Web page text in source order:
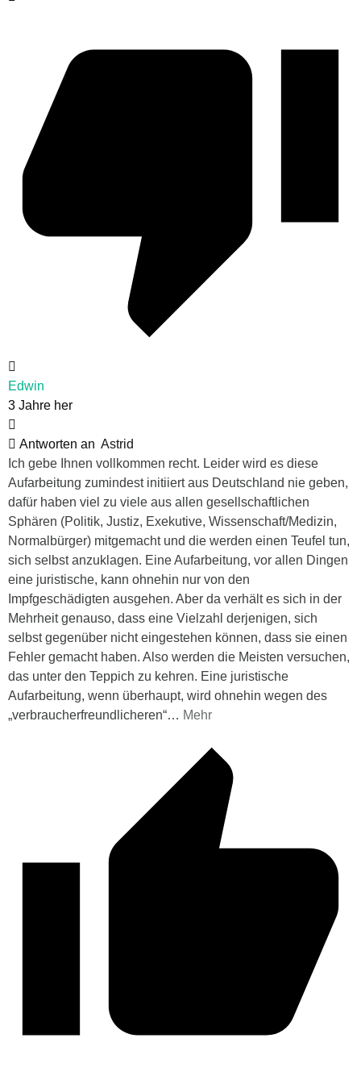
Edwin
3 Jahre her
Antworten an Astrid
Ich gebe Ihnen vollkommen recht. Leider wird es diese
Aufarbeitung zumindest initiiert aus Deutschland nie geben,
dafür haben viel zu viele aus allen gesellschaftlichen
Sphären (Politik, Justiz, Exekutive, Wissenschaft/Medizin,
Normalbürger) mitgemacht und die werden einen Teufel tun,
sich selbst anzuklagen. Eine Aufarbeitung, vor allen Dingen
eine juristische, kann ohnehin nur von den
Impfgeschädigten ausgehen. Aber da verhält es sich in der
Mehrheit genauso, dass eine Vielzahl derjenigen, sich
selbst gegenüber nicht eingestehen können, dass sie einen
Fehler gemacht haben. Also werden die Meisten versuchen,
das unter den Teppich zu kehren. Eine juristische
Aufarbeitung, wenn überhaupt, wird ohnehin wegen des
„verbraucherfreundlicheren“… Mehr